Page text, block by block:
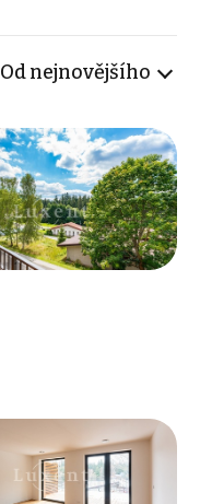
Od nejnovějšího